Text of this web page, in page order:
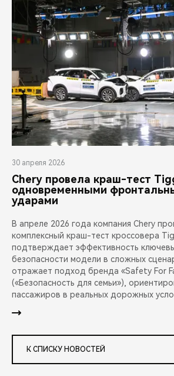
30 апреля 2026
Chery провела краш-тест
одновременными
ударами
В апреле 2026 года компания Chery
комплексный краш-тест кроссовера
подтверждает эффективность
безопасности модели в сложных
отражает подход бренда «Safety For
(«Безопасность для семьи»),
пассажиров в реальных дорожных
К СПИСКУ НОВОСТЕЙ